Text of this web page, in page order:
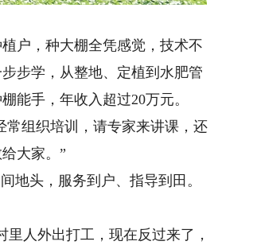
户，种大棚全凭感觉，技术不
步学，从整地、定植到水肥管
能手，年收入超过20万元。
组织培训，请专家来讲课，还
大家。”
头，服务到户、指导到田。
人外出打工，现在反过来了，